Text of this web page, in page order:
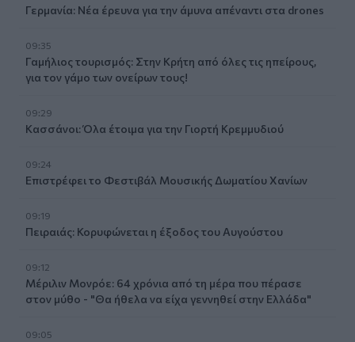
Γερμανία: Νέα έρευνα για την άμυνα απέναντι στα drones
09:35
Γαμήλιος τουρισμός: Στην Κρήτη από όλες τις ηπείρους,
για τον γάμο των ονείρων τους!
09:29
Κασσάνοι: Όλα έτοιμα για την Γιορτή Κρεμμυδιού
09:24
Επιστρέφει το Φεστιβάλ Μουσικής Δωματίου Χανίων
09:19
Πειραιάς: Κορυφώνεται η έξοδος του Αυγούστου
09:12
Μέριλιν Μονρόε: 64 χρόνια από τη μέρα που πέρασε
στον μύθο - "Θα ήθελα να είχα γεννηθεί στην Ελλάδα"
09:05